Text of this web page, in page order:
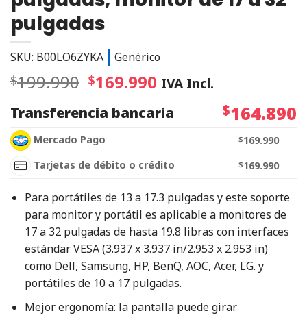
pulgadas
SKU: B00LO6ZYKA Genérico
$199.990 $169.990 IVA Incl.
Transferencia bancaria
$164.890
Mercado Pago $169.990
Tarjetas de débito o crédito
$169.990
Para portátiles de 13 a 17.3 pulgadas y este soporte
para monitor y portátil es aplicable a monitores de
17 a 32 pulgadas de hasta 19.8 libras con interfaces
estándar VESA (3.937 x 3.937 in/2.953 x 2.953 in)
como Dell, Samsung, HP, BenQ, AOC, Acer, LG. y
portátiles de 10 a 17 pulgadas.
Mejor ergonomía: la pantalla puede girar